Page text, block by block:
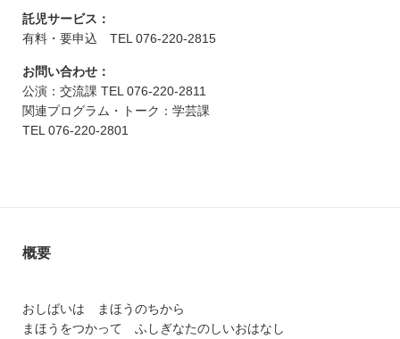
託児サービス：
有料・要申込 TEL 076-220-2815
お問い合わせ：
公演：交流課 TEL 076-220-2811
関連プログラム・トーク：学芸課
TEL 076-220-2801
概要
おしばいは まほうのちから
まほうをつかって ふしぎなたのしいおはなし